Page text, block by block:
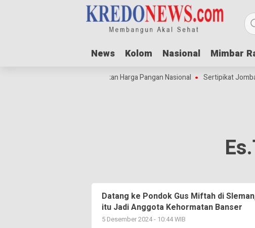
News Kolom Nasional Mimbar
News Kolom Nasional Mimbar
Idul Adha Dorong Lonjakan Harga Pangan Nasional Sertipikat
Datang ke Pondok Gus Miftah di
itu Jadi Anggota Kehormatan Banser
5 Desember 2024 - 10:44 WIB